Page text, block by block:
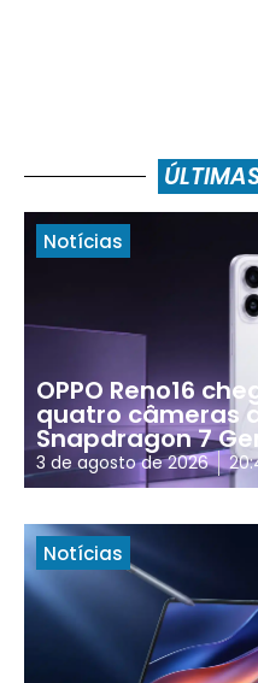
Notícias
OPPO Reno16
quatro câmeras
Snapdragon 7
3 de agosto de 2026
Notícias